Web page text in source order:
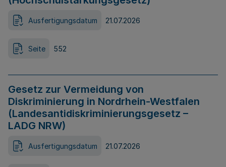
Ausfertigungsdatum 21.07.2026
Seite 552
Gesetz zur Vermeidung von
Diskriminierung in Nordrhein-Westfalen
(Landesantidiskriminierungsgesetz –
LADG NRW)
Ausfertigungsdatum 21.07.2026